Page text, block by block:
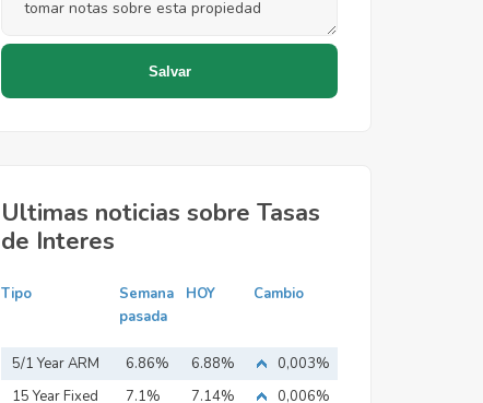
Ultimas noticias sobre Tasas
de Interes
Tipo
Semana
pasada
HOY Cambio
5/1 Year ARM 6.86% 6.88%
0,003%
15 Year Fixed
7.1% 7.14%
0,006%